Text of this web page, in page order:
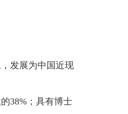
发展为中国近现
38%；具有博士